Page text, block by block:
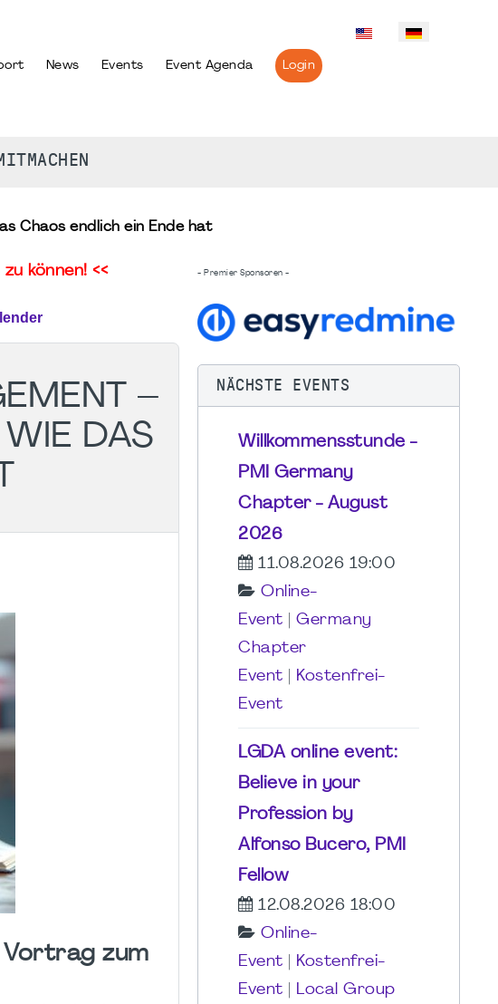
News Events Event Agenda Login
Chaos endlich ein Ende hat
können! <<
–
DAS
Vortrag zum
- Premier Sponsoren -
NÄCHSTE EVENTS
Willkommensstunde -
PMI Germany
Chapter - August
2026
11.08.2026 19:00
Online-
Event
Germany
Chapter
Event
Kostenfrei-
Event
LGDA online event:
Believe in your
Profession by
Alfonso Bucero, PMI
Fellow
12.08.2026 18:00
Online-
Event
Kostenfrei-
Event
Local Group